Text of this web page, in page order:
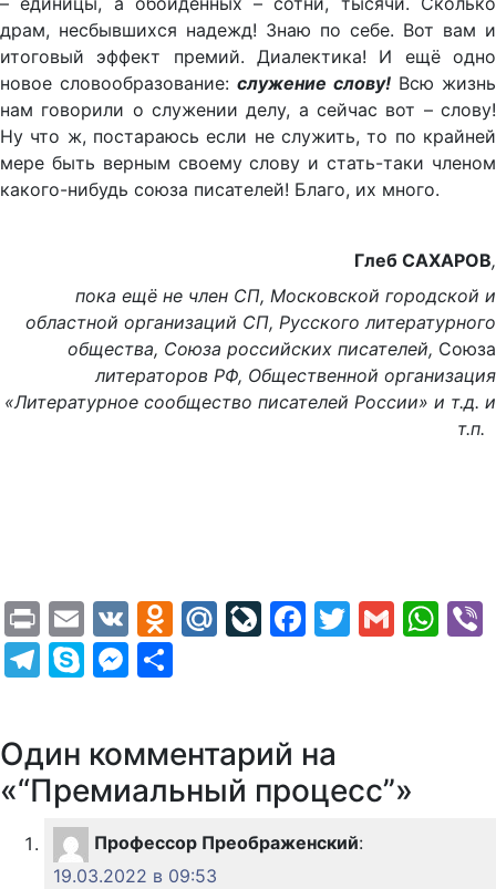
драм, несбывшихся надежд! Знаю по себе. Вот вам и
итоговый эффект премий. Диалектика! И ещё одно
новое словообразование: служение слову! Всю жизнь
нам говорили о служении делу, а сейчас вот – слову!
Ну что ж, постараюсь если не служить, то по крайней
мере быть верным своему слову и стать-таки членом
какого-нибудь союза писателей! Благо, их много.
Глеб САХАРОВ,
пока ещё не член СП, Московской городской и
областной организаций СП, Русского литературного
общества, Союза российских писателей, Союза
литераторов РФ, Общественной организация
«Литературное сообщество писателей России» и т.д. и
т.п.
PrintEmail
VK Odnoklassniki
Mail.Ru
LiveJournal
Facebook
Twitter
Gmail
Telegram
SkypeMessenger
Один комментарий на
«“Премиальный процесс”»
Профессор Преображенский:
19.03.2022 в 09:53